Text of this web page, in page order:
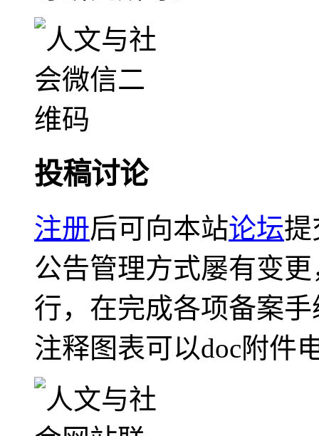
投稿讨论
注册后可向本站论坛提
公告管理方式屡有变
行，在完成各项备案
注释图表可以doc附件